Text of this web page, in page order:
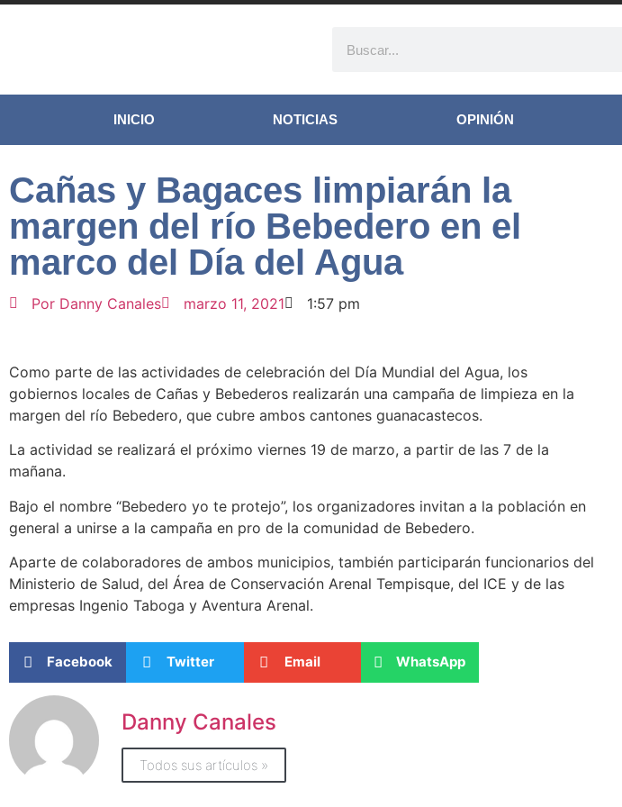
INICIO NOTICIAS OPINIÓN
Cañas y Bagaces limpiarán la
margen del río Bebedero en el
marco del Día del Agua
Por Danny Canales marzo 11, 2021 1:57 pm
Como parte de las actividades de celebración del Día Mundial del Agua, los
gobiernos locales de Cañas y Bebederos realizarán una campaña de limpieza en la
margen del río Bebedero, que cubre ambos cantones guanacastecos.
La actividad se realizará el próximo viernes 19 de marzo, a partir de las 7 de la
mañana.
Bajo el nombre “Bebedero yo te protejo”, los organizadores invitan a la población en
general a unirse a la campaña en pro de la comunidad de Bebedero.
Aparte de colaboradores de ambos municipios, también participarán funcionarios del
Ministerio de Salud, del Área de Conservación Arenal Tempisque, del ICE y de las
empresas Ingenio Taboga y Aventura Arenal.
Facebook Twitter Email WhatsApp
Danny Canales
Todos sus artículos »